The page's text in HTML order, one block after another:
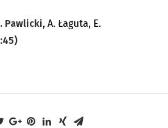
Pawlicki, A. Łaguta, E.